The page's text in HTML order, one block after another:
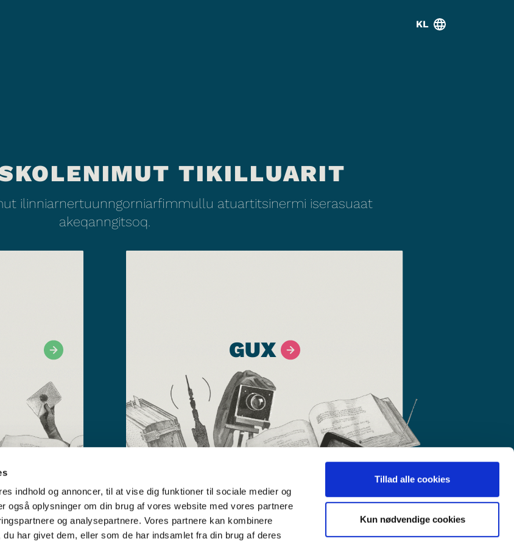
indhold og annoncer, til at vise dig funktioner til sociale medier og
også oplysninger om din brug af vores website med vores partnere
og analysepartnere. Vores partnere kan kombinere
har givet dem, eller som de har indsamlet fra din brug af deres
Tillad alle cookies
Kun nødvendige cookies
KL
TIKILLUARIT
ilinniarnertuunngorniarfimmullu atuartitsinermi iserasuaat
akeqanngitsoq.
GUX